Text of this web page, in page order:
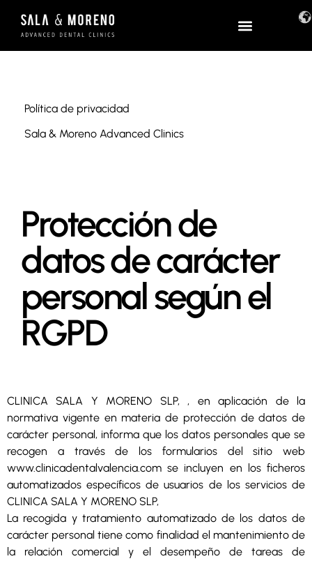
Política de privacidad
Sala & Moreno Advanced Clinics
Protección de
datos de carácter
personal según el
RGPD
CLINICA SALA Y MORENO SLP, , en aplicación de la
normativa vigente en materia de protección de datos de
carácter personal, informa que los datos personales que se
recogen a través de los formularios del sitio web
www.clinicadentalvalencia.com se incluyen en los ficheros
automatizados específicos de usuarios de los servicios de
CLINICA SALA Y MORENO SLP,
La recogida y tratamiento automatizado de los datos de
carácter personal tiene como finalidad el mantenimiento de
la relación comercial y el desempeño de tareas de